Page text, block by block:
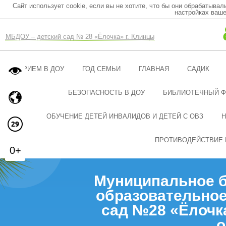
Сайт использует cookie, если вы не хотите, что бы они
настройках
МБДОУ – детский сад № 28 «Ёлочка» г. Клинцы
ПРИЕМ В ДОУ ГОД СЕМЬИ ГЛАВНАЯ САДИК
БЕЗОПАСНОСТЬ В ДОУ БИБЛИОТЕЧНЫЙ
ОБУЧЕНИЕ ДЕТЕЙ ИНВАЛИДОВ И ДЕТЕЙ С ОВЗ
ПРОТИВОДЕЙСТВИЕ
Муниципальное
сад №28
0+